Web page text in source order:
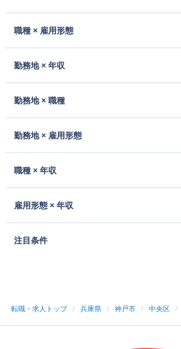
職種 × 雇用形態
勤務地 × 年収
勤務地 × 職種
勤務地 × 雇用形態
職種 × 年収
雇用形態 × 年収
注目条件
転職・求人トップ / 兵庫県 / 神戸市 / 中央区 /